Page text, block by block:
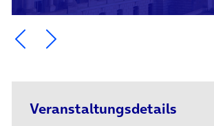
Ein Element zurück blättern
Ein Element weiter blättern
Veranstaltungsdetails